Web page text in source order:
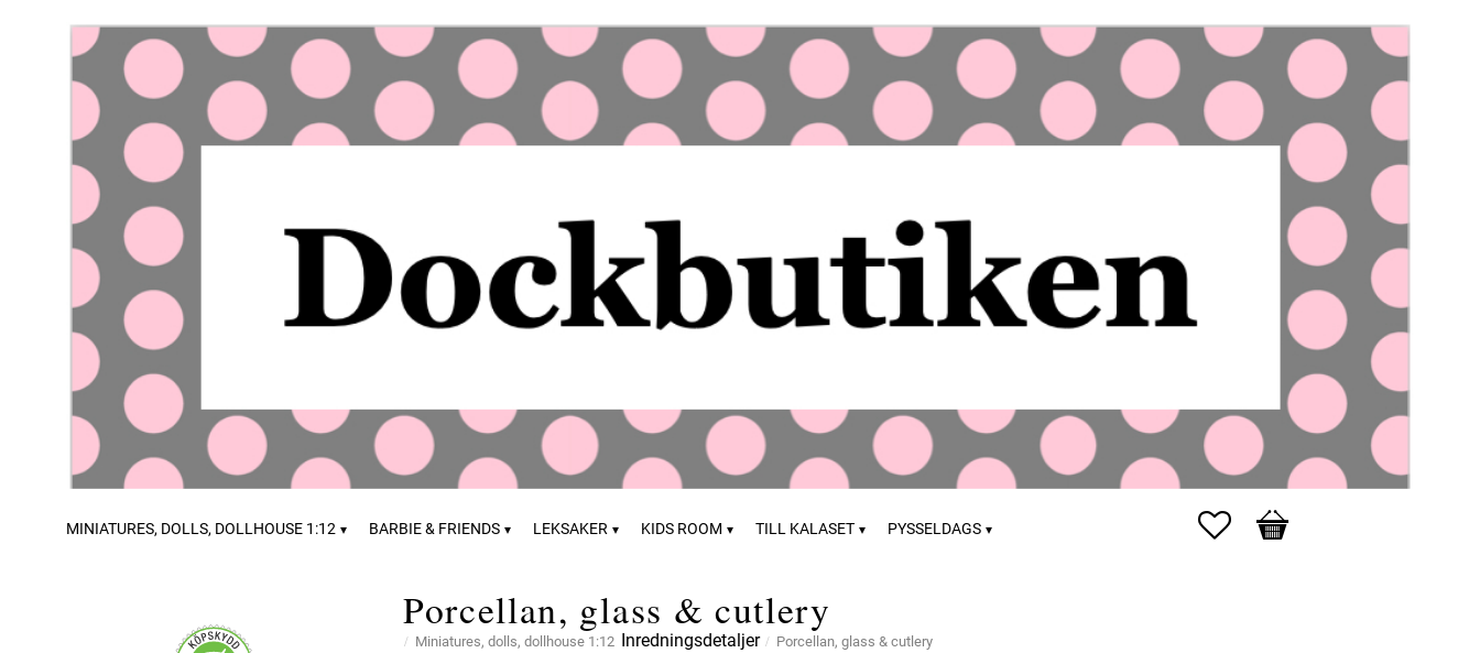
MINIATURES, DOLLS, DOLLHOUSE 1:12 BARBIE & FRIENDS LEKSAKER KIDS ROOM TILL KALASET PYSSELDAGS Favorites
Basket
Porcellan, glass & cutlery
Miniatures, dolls, dollhouse 1:12 Inredningsdetaljer Porcellan, glass & cutlery